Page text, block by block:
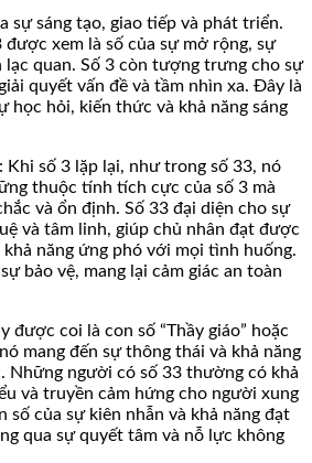
sự sáng tạo, giao tiếp và phát triển.
được xem là số của sự mở rộng, sự
quan. Số 3 còn tượng trưng cho sự
quyết vấn đề và tầm nhìn xa. Đây là
học hỏi, kiến thức và khả năng sáng
Khi số 3 lặp lại, như trong số 33, nó
thuộc tính tích cực của số 3 mà
và ổn định. Số 33 đại diện cho sự
và tâm linh, giúp chủ nhân đạt được
khả năng ứng phó với mọi tình huống.
bảo vệ, mang lại cảm giác an toàn
được coi là con số “Thầy giáo” hoặc
mang đến sự thông thái và khả năng
Những người có số 33 thường có khả
và truyền cảm hứng cho người xung
số của sự kiên nhẫn và khả năng đạt
qua sự quyết tâm và nỗ lực không